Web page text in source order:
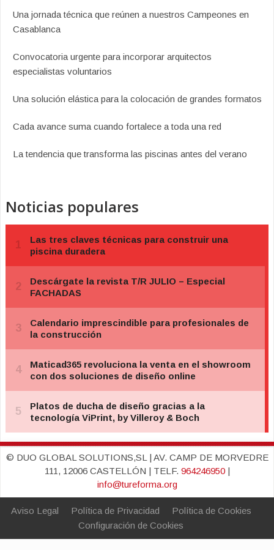
Una jornada técnica que reúnen a nuestros Campeones en
Casablanca
Convocatoria urgente para incorporar arquitectos
especialistas voluntarios
Una solución elástica para la colocación de grandes formatos
Cada avance suma cuando fortalece a toda una red
La tendencia que transforma las piscinas antes del verano
Noticias populares
© DUO GLOBAL SOLUTIONS,SL | AV. CAMP DE MORVEDRE
111, 12006 CASTELLÓN | TELF. 964246950|
info@tureforma.org
Aviso Legal Política de Privacidad
Política de Cookies
Configuración de Cookies